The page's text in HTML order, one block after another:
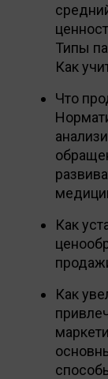
Типы
Как
Что
Как
Как